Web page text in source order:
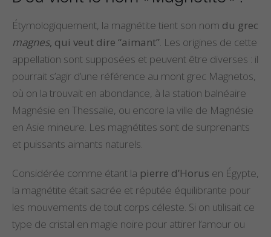
Étymologiquement, la magnétite tient son nom du grec
magnes, qui veut dire “aimant”. Les origines de cette
appellation sont supposées et peuvent être diverses : il
pourrait s’agir d’une référence au mont grec Magnetos,
où on la trouvait en abondance, à la station balnéaire
Magnésie en Thessalie, ou encore la ville de Magnésie
en Asie mineure. Les magnétites sont de surprenants
et puissants aimants naturels.
Considérée comme étant la pierre d’Horus en Égypte,
la magnétite était sacrée et réputée équilibrante pour
les mouvements de tout corps céleste. Si on utilisait ce
type de cristal en magie noire pour attirer l’amour ou